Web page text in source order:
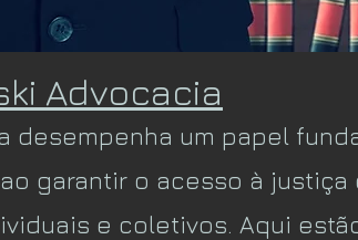
Advocacia
desempenha um papel
garantir o acesso à justiça
e coletivos. Aqui